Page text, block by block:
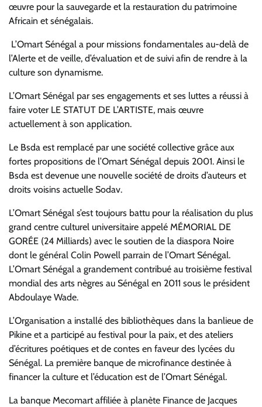
œuvre pour la sauvegarde et la restauration du patrimoine
Africain et sénégalais.
L’Omart Sénégal a pour missions fondamentales au-delà de
l’Alerte et de veille, d’évaluation et de suivi afin de rendre à la
culture son dynamisme.
L’Omart Sénégal par ses engagements et ses luttes a réussi à
faire voter LE STATUT DE L’ARTISTE, mais œuvre
actuellement à son application.
Le Bsda est remplacé par une société collective grâce aux
fortes propositions de l’Omart Sénégal depuis 2001. Ainsi le
Bsda est devenue une nouvelle société de droits d’auteurs et
droits voisins actuelle Sodav.
L’Omart Sénégal s’est toujours battu pour la réalisation du plus
grand centre culturel universitaire appelé MÉMORIAL DE
GORÉE (24 Milliards) avec le soutien de la diaspora Noire
dont le général Colin Powell parrain de l’Omart Sénégal.
L’Omart Sénégal a grandement contribué au troisième festival
mondial des arts nègres au Sénégal en 2011 sous le président
Abdoulaye Wade.
L’Organisation a installé des bibliothèques dans la banlieue de
Pikine et a participé au festival pour la paix, et des ateliers
d’écritures poétiques et de contes en faveur des lycées du
Sénégal. La première banque de microfinance destinée à
financer la culture et l’éducation est de l’Omart Sénégal.
La banque Mecomart affiliée à planète Finance de Jacques